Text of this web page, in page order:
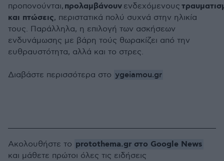
προπονούνται, προλαμβάνουν ενδεχόμενους
και πτώσεις, περιστατικά πολύ συχνά στην ηλικία
τους. Παράλληλα, η επιλογή των ασκήσεων
ενδυνάμωσης με βάρη τούς θωρακίζει από την
ευθραυστότητα, αλλά και το στρες.
Διαβάστε περισσότερα στο ygeiamou.gr
Ακολουθήστε το protothema.gr στο Google News
και μάθετε πρώτοι όλες τις ειδήσεις